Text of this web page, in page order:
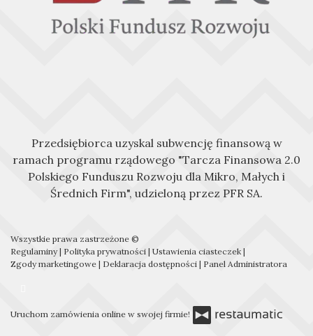
Przedsiębiorca uzyskal subwencję finansową w
ramach programu rządowego "Tarcza Finansowa 2.0
Polskiego Funduszu Rozwoju dla Mikro, Małych i
Średnich Firm", udzieloną przez PFR SA.
Wszystkie prawa zastrzeżone ©
Regulaminy| Polityka prywatności | Ustawienia ciasteczek |
Zgody marketingowe | Deklaracja dostępności | Panel Administratora
Uruchom zamówienia online w swojej firmie!